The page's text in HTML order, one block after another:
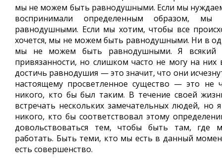
мы не можем быть равнодушными. Если мы
воспринимали определенным образом,
равнодушными. Если мы хотим, чтобы все
хочется, мы не можем быть равнодушными. Ни в
мы не можем быть равнодушными. Я всякий
привязанности, но слишком часто не могу на них
достичь равнодушия — это значит, что они
настоящему просветленное существо — это не
никого, кто бы был таким. В течение своей
встречать нескольких замечательных людей, но
никого, кто бы соответствовал этому
довольствоваться тем, чтобы быть там, где
работать. Быть теми, кто мы есть в данный
есть совершенство.